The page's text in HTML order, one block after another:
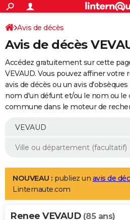
ACTUALITÉS
Politique
Société
Faits Divers
Education
Monde
Villes
+
SPORT
Coupe du monde 2026
Football
Tennis
Cyclisme
Rugby
Forum
Programme TV
TNT
Streaming
Cinéma
Sorties cinéma
Musique
+
FINANCE
Retraite
Epargne
Immobilier
Risques naturels par ville
Banque
Assurance
AUTO
Essais
Réserver un essai
Citadines
Berlines
SUV
Forum auto
+
Mobiles
Meilleur smartphone
Internet
Ordinateurs
Jeux vidéo
Guide high-tech
Aménagement intérieur
LIFESTYLE
Art de vivre
Bien-être
Loisirs
Mode
Modes de vie
Alimentation
Guide de la santé
Maladies
Médicaments
Sommeil
VOYAGE
Avis de décès
Avis de décès
Accédez gratuitement sur cette
VEVAUD. Vous pouvez affiner
avis de décès ou un avis
nom d'un défunt et/ou le nom ou le
commune dans le moteur de
NOUVEAU : publiez un avis de
Linternaute.com
Renee VEVAUD (85 ans)